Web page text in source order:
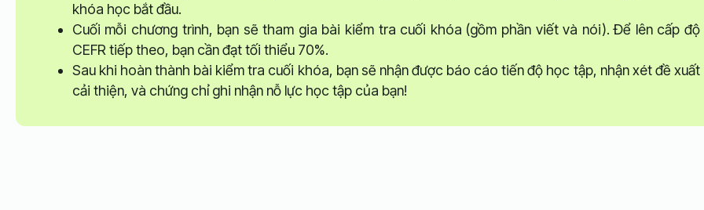
khóa học bắt đầu.
Cuối mỗi chương trình, bạn sẽ tham gia bài kiểm tra cuối khóa (gồm phần viết và nói). Để lên cấp độ
CEFR tiếp theo, bạn cần đạt tối thiểu 70%.
Sau khi hoàn thành bài kiểm tra cuối khóa, bạn sẽ nhận được báo cáo tiến độ học tập, nhận xét đề xuất
cải thiện, và chứng chỉ ghi nhận nỗ lực học tập của bạn!